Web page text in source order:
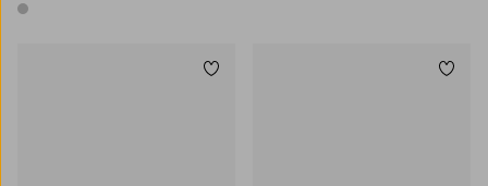
1 farve
Tilføj til favoritter